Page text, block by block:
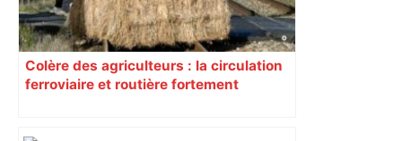
Colère des agriculteurs : la circulation
ferroviaire et routière fortement